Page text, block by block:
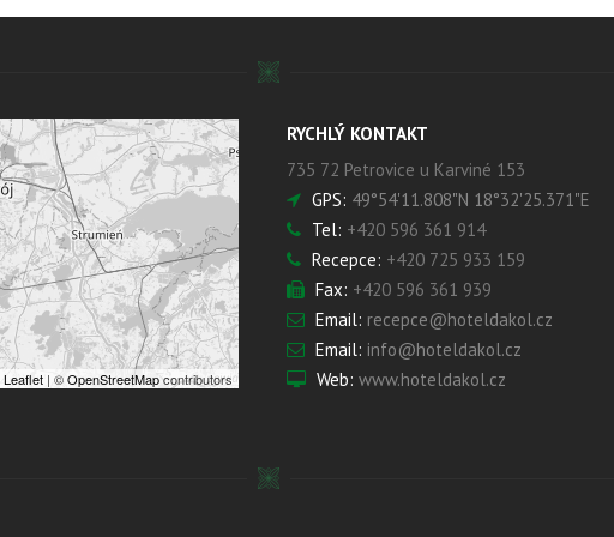
Leaflet | ©OpenStreetMapcontributors
RYCHLÝ KONTAKT
735 72 Petrovice u Karviné 153
GPS: 49°54'11.808"N 18°32'25.371"E
Tel: +420 596 361 914
Recepce: +420 725 933 159
Fax: +420 596 361 939
Email: recepce@hoteldakol.cz
Email: info@hoteldakol.cz
Web: www.hoteldakol.cz